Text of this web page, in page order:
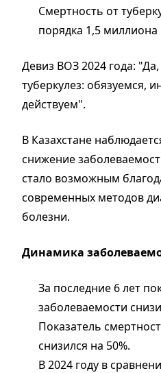
Смертность от
порядка 1,5 миллиона
Девиз ВОЗ 2024 года:
туберкулез: обязуемся,
действуем".
В Казахстане
снижение
стало возможным
современных методов
болезни.
Динамика
За последние 6 лет
заболеваемости
Показатель
снизился на 50%.
В 2024 году в